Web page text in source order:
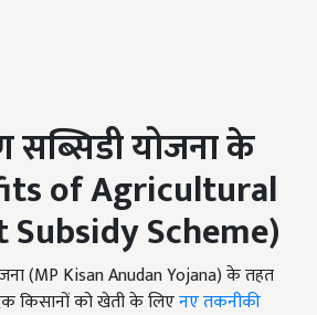
योजना के
of Agricultural
Scheme)
(MP Kisan Anudan Yojana) के तहत
किसानों को खेती के लिएनए तकनीकी